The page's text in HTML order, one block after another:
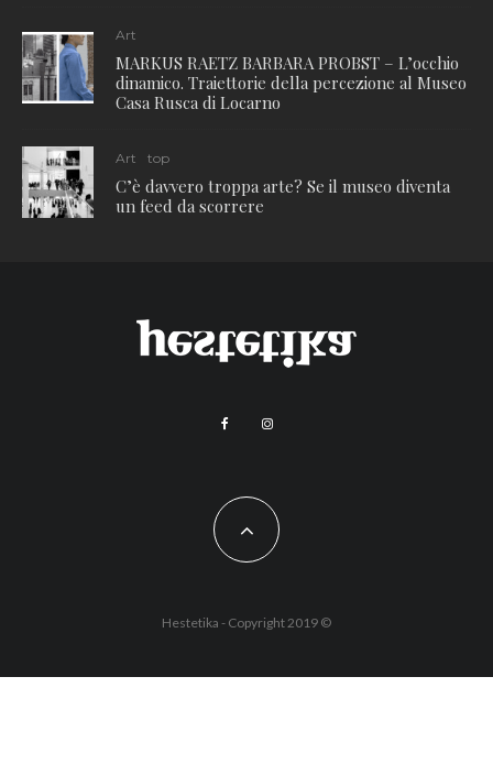
Art
MARKUS RAETZ BARBARA PROBST – L’occhio
dinamico. Traiettorie della percezione al Museo
Casa Rusca di Locarno
Art top
C’è davvero troppa arte? Se il museo diventa
un feed da scorrere
Hestetika - Copyright 2019 ©